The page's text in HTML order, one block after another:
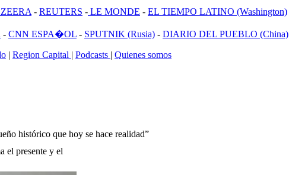
- REUTERS - LE MONDE - EL TIEMPO LATINO (Washington)
- CNN ESPA�OL - SPUTNIK (Rusia) - DIARIO DEL PUEBLO (China)
| Region Capital | Podcasts | Quienes somos
histórico que hoy se hace realidad”
el presente y el